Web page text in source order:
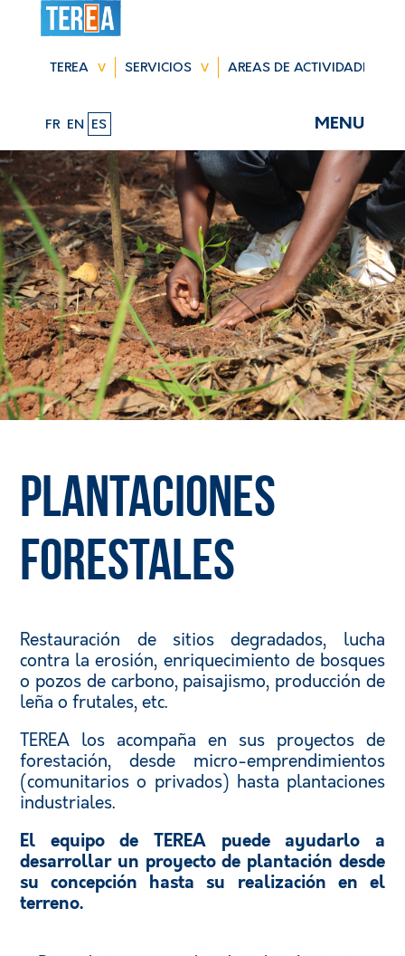
navegación
TEREA SERVICIOS AREAS DE ACTIVIDADES
FR EN ES MENU
Plantaciones
forestales
Restauración de sitios degradados, lucha
contra la erosión, enriquecimiento de bosques
o pozos de carbono, paisajismo, producción de
leña o frutales, etc.
TEREA los acompaña en sus proyectos de
forestación, desde micro-emprendimientos
(comunitarios o privados) hasta plantaciones
industriales.
El equipo de TEREA puede ayudarlo a
desarrollar un proyecto de plantación desde
su concepción hasta su realización en el
terreno.